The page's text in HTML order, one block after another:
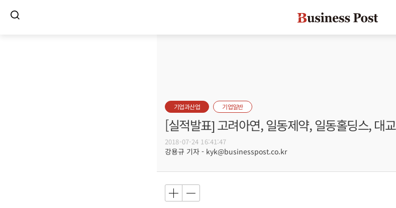
기업과산업 기업일반
[실적발표] 고려아연, 일동제약, 일동홀딩스, 대교
2018-07-24 16:41:47
강용규 기자 - kyk@businesspost.co.kr